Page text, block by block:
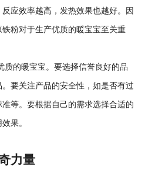
应效率越高，发热效果也越好。因
粉对于生产优质的暖宝宝至关重
的暖宝宝。要选择信誉良好的品
要关注产品的安全性，如是否有过
等。要根据自己的需求选择合适的
果。
力量